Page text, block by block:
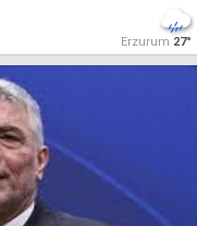
Erzurum 27°